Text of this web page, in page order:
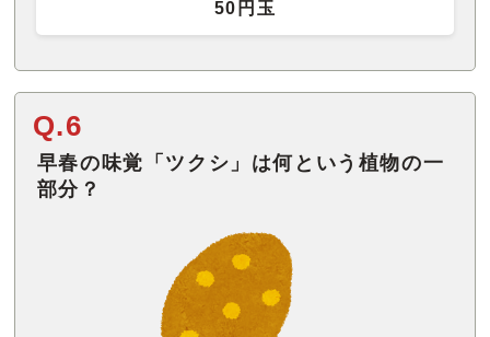
50円玉
Q.6
早春の味覚「ツクシ」は何という植物の一
部分？